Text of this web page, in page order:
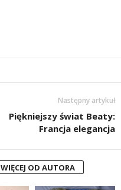
Następny artykuł
Piękniejszy świat Beaty:
Francja elegancja
WIĘCEJ OD AUTORA